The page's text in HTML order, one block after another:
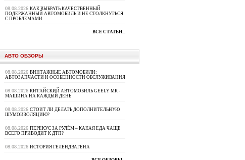
08.08.2026 КАК ВЫБРАТЬ КАЧЕСТВЕННЫЙ
ПОДЕРЖАННЫЙ АВТОМОБИЛЬ И НЕ СТОЛКНУТЬСЯ
С ПРОБЛЕМАМИ
ВСЕ СТАТЬИ...
АВТО ОБЗОРЫ
08.08.2026 ВИНТАЖНЫЕ АВТОМОБИЛИ:
АВТОЗАПЧАСТИ И ОСОБЕННОСТИ ОБСЛУЖИВАНИЯ
08.08.2026 КИТАЙСКИЙ АВТОМОБИЛЬ GEELY МК -
МАШИНА НА КАЖДЫЙ ДЕНЬ
08.08.2026 СТОИТ ЛИ ДЕЛАТЬ ДОПОЛНИТЕЛЬНУЮ
ШУМОИЗОЛЯЦИЮ?
08.08.2026 ПЕРЕКУС ЗА РУЛЁМ – КАКАЯ ЕДА ЧАЩЕ
ВСЕГО ПРИВОДИТ К ДТП?
08.08.2026 ИСТОРИЯ ГЕЛЕНДВАГЕНА